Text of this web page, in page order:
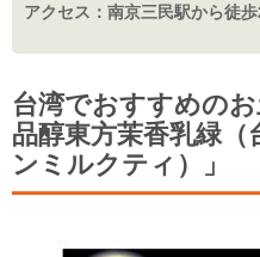
アクセス： 南京三民駅から徒
台湾でおすすめの
品醇東方茉香乳緑
ンミルクティ）」